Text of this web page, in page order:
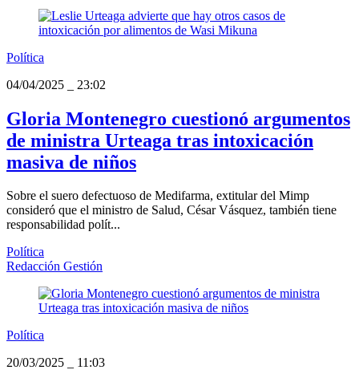
Política
04/04/2025
23:02
Gloria Montenegro cuestionó argumentos
de ministra Urteaga tras intoxicación
masiva de niños
Sobre el suero defectuoso de Medifarma, extitular del Mimp
consideró que el ministro de Salud, César Vásquez, también tiene
responsabilidad polít...
Política
Redacción Gestión
Política
20/03/2025
11:03